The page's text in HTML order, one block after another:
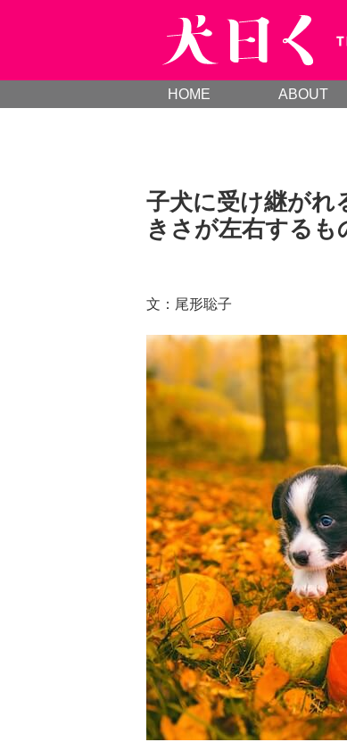
HOME
子犬に受け継がれ
きさが左右するも
文：尾形聡子